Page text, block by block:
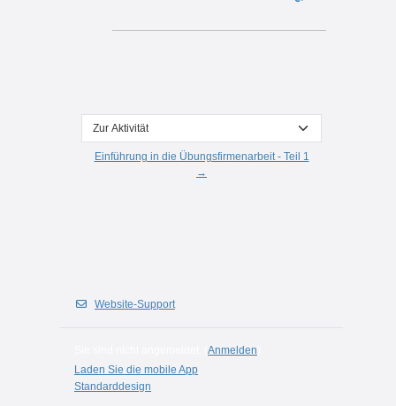
Zur Aktivität
Einführung in die Übungsfirmenarbeit - Teil 1
→
Website-Support
Anmelden
Laden Sie die mobile App
Standarddesign